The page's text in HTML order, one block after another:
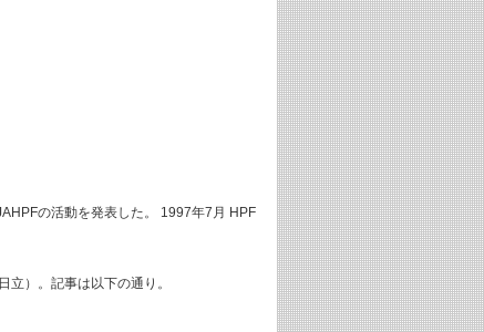
の活動を発表した。 1997年7月 HPF
）。記事は以下の通り。